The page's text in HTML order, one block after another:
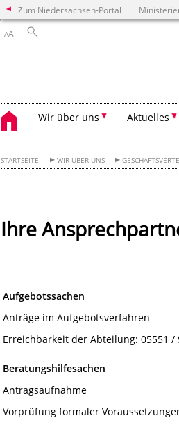
Zum Niedersachsen-Portal
AA
Wir über uns Aktuelles
STARTSEITE WIR ÜBER UNS
Ihre
Aufgebotssachen
Anträge im Aufgebotsverfahren
Erreichbarkeit der Abteilung: 05551 /
Beratungshilfesachen
Antragsaufnahme
Vorprüfung formaler